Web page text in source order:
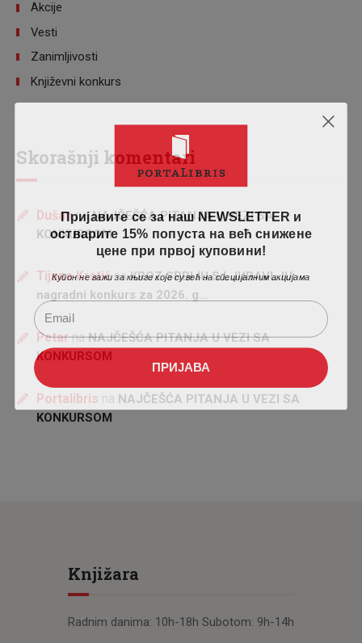
Akcije
Vesti
Zanimljivosti
Književni konkurs
Skorašnji komentari
DušannaNAJČEŠĆA PITANJA U VEZI SA
KONKURSOM
Tijana KrstićnaKROZ SRBIJU S LJUBAVLJU:
nagradni konkurs za 2026. g…
PetarnaNAJČEŠĆA PITANJA U VEZI SA
KONKURSOM
Portalibris na NAJČEŠĆA PITANJA U VEZI SA
KONKURSOM
Knjižara
Radnim danima: 10h-18h Subotom: 9h-14h
Пријавите се за наш NEWSLETTER и
остварите 15% попуста на већ снижене
цене при првој куповини!
Купон не важи за књиге које су већ на специјалним акцијама
ПРИЈАВА